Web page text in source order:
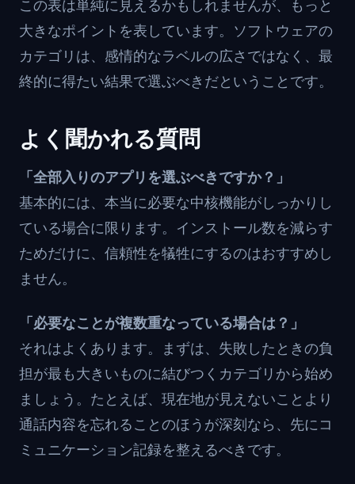
この表は単純に見えるかもしれませんが、もっと
大きなポイントを表しています。ソフトウェアの
カテゴリは、感情的なラベルの広さではなく、最
終的に得たい結果で選ぶべきだということです。
よく聞かれる質問
「全部入りのアプリを選ぶべきですか？」
基本的には、本当に必要な中核機能がしっかりし
ている場合に限ります。インストール数を減らす
ためだけに、信頼性を犠牲にするのはおすすめし
ません。
「必要なことが複数重なっている場合は？」
それはよくあります。まずは、失敗したときの負
担が最も大きいものに結びつくカテゴリから始め
ましょう。たとえば、現在地が見えないことより
通話内容を忘れることのほうが深刻なら、先にコ
ミュニケーション記録を整えるべきです。